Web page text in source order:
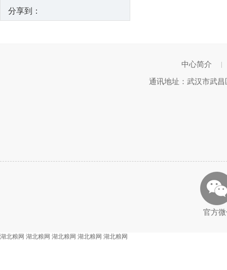
分享到：
中心简介
通讯地址：武汉市武
官方
湖北粮网 湖北粮网 湖北粮网 湖北粮网 湖北粮网